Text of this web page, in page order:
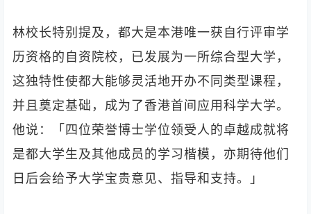
林校长特别提及，都大是本港唯一获自行评审学
历资格的自资院校，已发展为一所综合型大学，
这独特性使都大能够灵活地开办不同类型课程，
并且奠定基础，成为了香港首间应用科学大学。
他说：「四位荣誉博士学位领受人的卓越成就将
是都大学生及其他成员的学习楷模，亦期待他们
日后会给予大学宝贵意见、指导和支持。」